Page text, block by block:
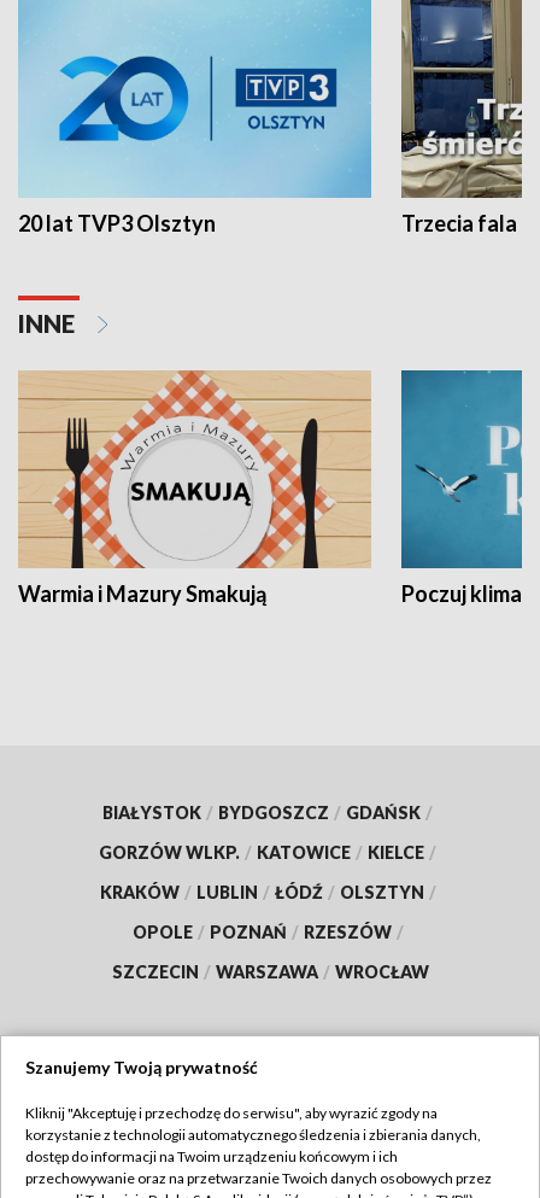
20 lat TVP3 Olsztyn Trzecia fala -
INNE
Warmia i Mazury Smakują Poczuj klimat
BIAŁYSTOK / BYDGOSZCZ / GDAŃSK /
GORZÓW WLKP. / KATOWICE / KIELCE /
KRAKÓW / LUBLIN / ŁÓDŹ / OLSZTYN /
OPOLE / POZNAŃ / RZESZÓW /
SZCZECIN / WARSZAWA / WROCŁAW
TVP
Abonament TVP
Regulamin TVP
Szanujemy Twoją prywatność
Kliknij "Akceptuję i przechodzę do serwisu", aby wyrazić zgody na
korzystanie z technologii automatycznego śledzenia i zbierania danych,
dostęp do informacji na Twoim urządzeniu końcowym i ich
przechowywanie oraz na przetwarzanie Twoich danych osobowych przez